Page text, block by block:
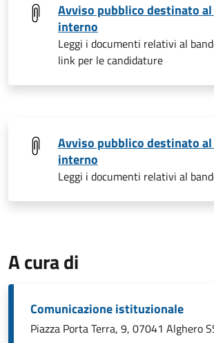
Avviso pubblico destinato
interno
Leggi i documenti relativi al
link per le candidature
Avviso pubblico destinato
interno
Leggi i documenti relativi al
A cura di
Comunicazione istituzionale
Piazza Porta Terra, 9, 07041 Alghero